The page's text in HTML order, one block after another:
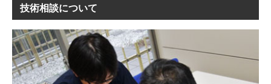
技術相談について